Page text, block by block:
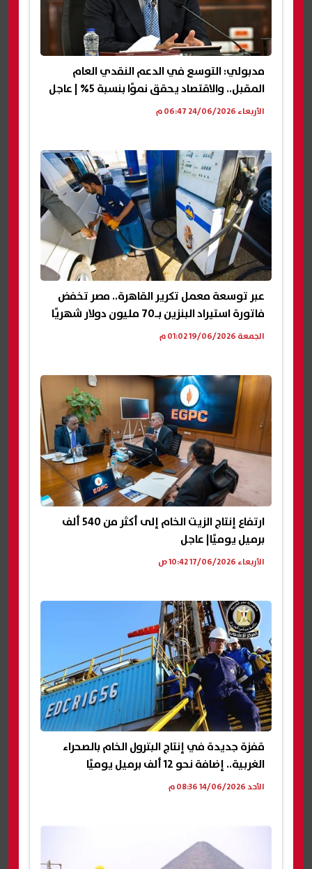
مدبولي: التوسع في الدعم النقدي العام
المقبل.. والاقتصاد يحقق نموًا بنسبة 5% | عاجل
الأربعاء 24/06/2026 06:47 م
عبر توسعة معمل تكرير القاهرة.. مصر تخفض
فاتورة استيراد البنزين بـ70 مليون دولار شهريًا
الجمعة 19/06/2026 01:02 م
ارتفاع إنتاج الزيت الخام إلى أكثر من 540 ألف
برميل يوميًا| عاجل
الأربعاء 17/06/2026 10:42 ص
قفزة جديدة في إنتاج البترول الخام بالصحراء
الغربية.. إضافة نحو 12 ألف برميل يوميًا
الأحد 14/06/2026 08:36 م